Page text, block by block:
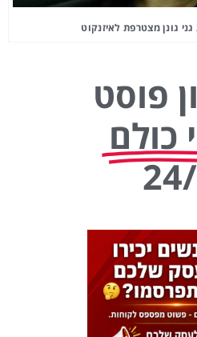
גונן מצטרפת לאיזנקוט
פוסט
כולם